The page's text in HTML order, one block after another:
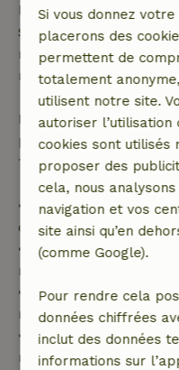
l'annulation gratuite
Si tu annules dans le
remboursement
réservation.
Passé ce délai, tu
partiel du coût du
100 % de l'acompte :
• Jusqu'à 42 jours
de 70 %
• Entre 42 et 28 jours
remboursement de 40
• De 28 jours avant
remboursement de 10
• Le jour de l'arrivée
remboursement
Si vous donnez
placerons des
permettent de
totalement
utilisent notre site.
autoriser l’utilisation
cookies sont utilisés
proposer des
cela, nous
navigation et vos
site ainsi qu’en
(comme Google).
Pour rendre cela
données chiffrées
inclut des données
informations sur